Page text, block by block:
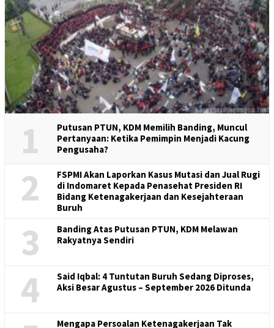
1
Putusan PTUN, KDM Memilih Banding, Muncul
Pertanyaan: Ketika Pemimpin Menjadi Kacung
Pengusaha?
2
FSPMI Akan Laporkan Kasus Mutasi dan Jual Rugi
di Indomaret Kepada Penasehat Presiden RI
Bidang Ketenagakerjaan dan Kesejahteraan
Buruh
3
Banding Atas Putusan PTUN, KDM Melawan
Rakyatnya Sendiri
4
Said Iqbal: 4 Tuntutan Buruh Sedang Diproses,
Aksi Besar Agustus – September 2026 Ditunda
Mengapa Persoalan Ketenagakerjaan Tak